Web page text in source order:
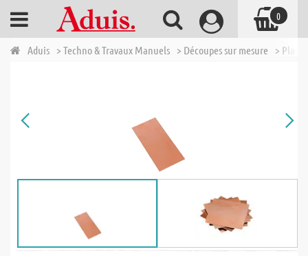
Aduis > Techno & Travaux Manuels > Découpes sur mesure >
0